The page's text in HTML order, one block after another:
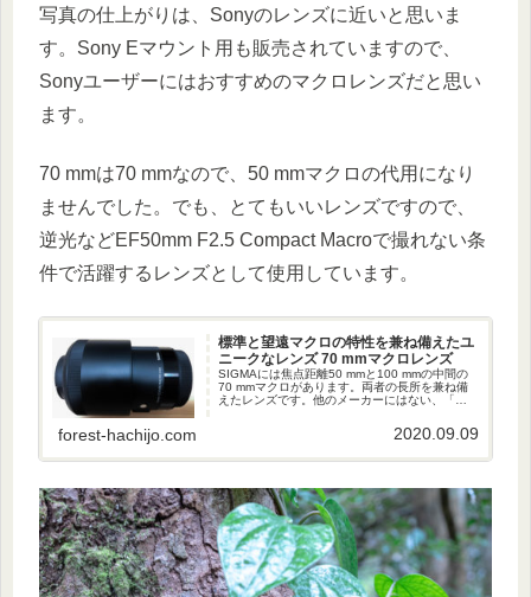
写真の仕上がりは、Sonyのレンズに近いと思いま
す。Sony Eマウント用も販売されていますので、
Sonyユーザーにはおすすめのマクロレンズだと思い
ます。
70 mmは70 mmなので、50 mmマクロの代用になり
ませんでした。でも、とてもいいレンズですので、
逆光などEF50mm F2.5 Compact Macroで撮れない条
件で活躍するレンズとして使用しています。
標準と望遠マクロの特性を兼ね備えたユ
ニークなレンズ 70 mmマクロレンズ
SIGMAには焦点距離50 mmと100 mmの中間の
70 mmマクロがあります。両者の長所を兼ね備
えたレンズです。他のメーカーにはない、「カ
forest-hachijo.com 2020.09.09